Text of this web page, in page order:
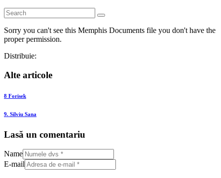
Sorry you can't see this Memphis Documents file you don't have the
proper permission.
Distribuie:
Alte articole
8 Forisek
9. Silviu Sana
Lasă un comentariu
Name
E-mail